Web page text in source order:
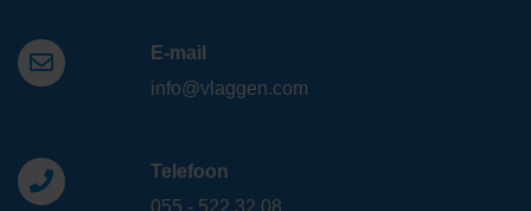
E-mail
info@vlaggen.com
Telefoon